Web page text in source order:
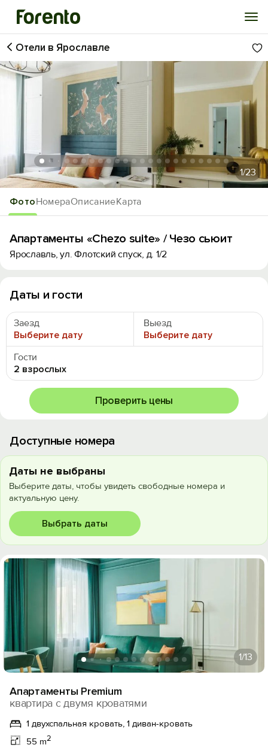
Войти
Избранное
История просмотра
Добавить свой объект
ФотоНомераОписаниеКарта
Отели в Ярославле
1/23
Апартаменты «Chezo suite» / Чезо сьюит
Ярославль, ул. Флотский спуск, д. 1/2
Даты и гости
Заезд
Выберите дату
Выезд
Выберите дату
Гости
2 взрослых
Проверить цены
Доступные номера
Даты не выбраны
Выберите даты, чтобы увидеть свободные номера и
актуальную цену.
Выбрать даты
1/13
Апартаменты Premium
квартира с двумя кроватями
1 двухспальная кровать, 1 диван-кровать
55 m2